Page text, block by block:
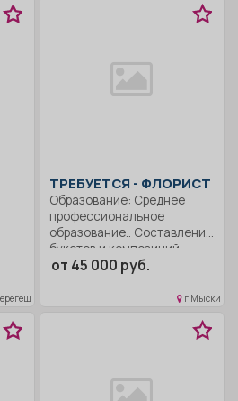
ТРЕБУЕТСЯ - ФЛОРИСТ
Образование: Среднее
профессиональное
образование.. Составление
букетов и композиций.
Обслуживание...
от 45 000 руб.
г Мыски